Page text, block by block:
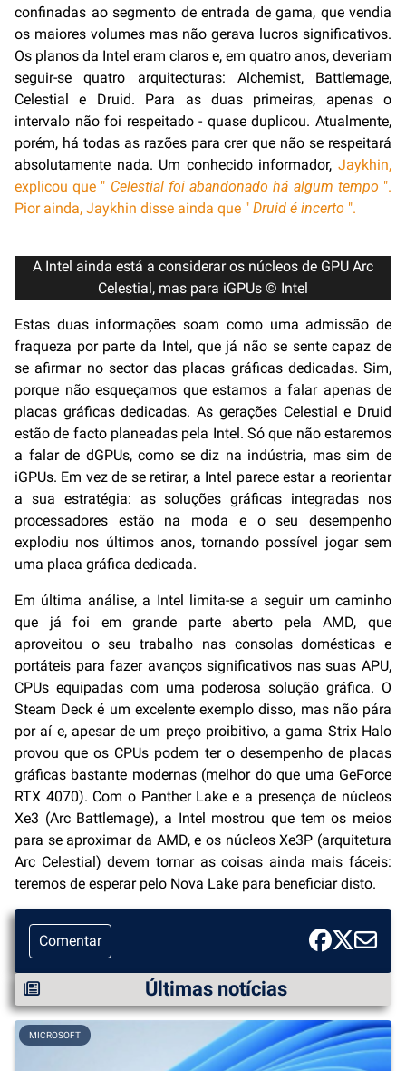
confinadas ao segmento de entrada de gama, que vendia
os maiores volumes mas não gerava lucros significativos.
Os planos da Intel eram claros e, em quatro anos, deveriam
seguir-se quatro arquitecturas: Alchemist, Battlemage,
Celestial e Druid. Para as duas primeiras, apenas o
intervalo não foi respeitado - quase duplicou. Atualmente,
porém, há todas as razões para crer que não se respeitará
absolutamente nada. Um conhecido informador, Jaykhin,
explicou que " Celestial foi abandonado há algum tempo ".
Pior ainda, Jaykhin disse ainda que " Druid é incerto ".
A Intel ainda está a considerar os núcleos de GPU Arc
Celestial, mas para iGPUs © Intel
Estas duas informações soam como uma admissão de
fraqueza por parte da Intel, que já não se sente capaz de
se afirmar no sector das placas gráficas dedicadas. Sim,
porque não esqueçamos que estamos a falar apenas de
placas gráficas dedicadas. As gerações Celestial e Druid
estão de facto planeadas pela Intel. Só que não estaremos
a falar de dGPUs, como se diz na indústria, mas sim de
iGPUs. Em vez de se retirar, a Intel parece estar a reorientar
a sua estratégia: as soluções gráficas integradas nos
processadores estão na moda e o seu desempenho
explodiu nos últimos anos, tornando possível jogar sem
uma placa gráfica dedicada.
Em última análise, a Intel limita-se a seguir um caminho
que já foi em grande parte aberto pela AMD, que
aproveitou o seu trabalho nas consolas domésticas e
portáteis para fazer avanços significativos nas suas APU,
CPUs equipadas com uma poderosa solução gráfica. O
Steam Deck é um excelente exemplo disso, mas não pára
por aí e, apesar de um preço proibitivo, a gama Strix Halo
provou que os CPUs podem ter o desempenho de placas
gráficas bastante modernas (melhor do que uma GeForce
RTX 4070). Com o Panther Lake e a presença de núcleos
Xe3 (Arc Battlemage), a Intel mostrou que tem os meios
para se aproximar da AMD, e os núcleos Xe3P (arquitetura
Arc Celestial) devem tornar as coisas ainda mais fáceis:
teremos de esperar pelo Nova Lake para beneficiar disto.
Comentar
Últimas notícias
MICROSOFT